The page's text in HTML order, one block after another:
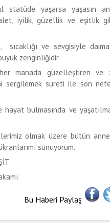
yaşarsa yaşasın
iyilik, güzellik ve eşitlik
sıcaklığı ve sevgisiyle
zenginliğidir.
her manada güzelleştiren ve
sergilemek sureti ile son
bulmasında ve
olmak üzere bütün
sunuyorum.
Bu Haberi Paylaş